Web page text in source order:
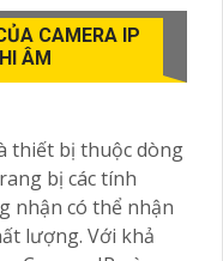
CAMERA IP
ÂM
thiết bị thuộc dòng
bị các tính
nhận có thể nhận
lượng. Với khả